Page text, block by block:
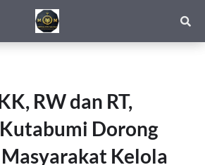
RW dan RT,
Dorong
Kelola